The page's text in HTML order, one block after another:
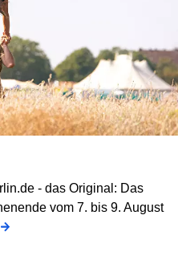
- das Original: Das
vom 7. bis 9. August